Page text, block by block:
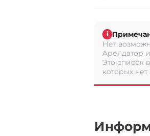
i
Нет
Арендатор
Это список
которых нет